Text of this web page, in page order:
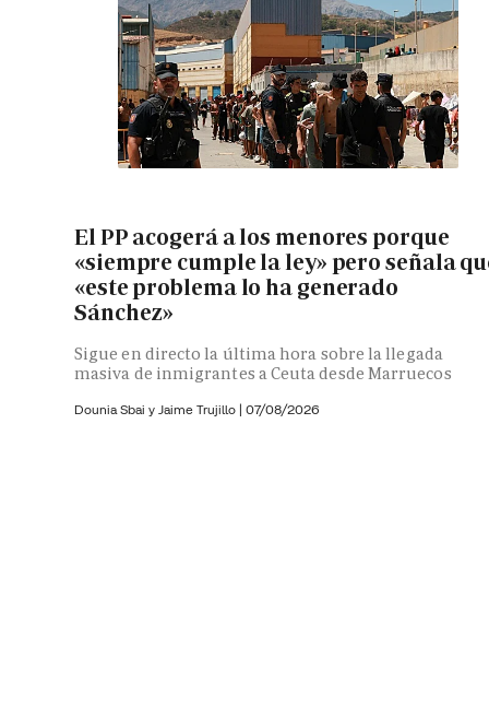
El PP acogerá a los menores porque
«siempre cumple la ley» pero señala
«este problema lo ha generado
Sánchez»
Sigue en directo la última hora sobre la llegada
masiva de inmigrantes a Ceuta desde Marruecos
Dounia Sbai y Jaime Trujillo | 07/08/2026